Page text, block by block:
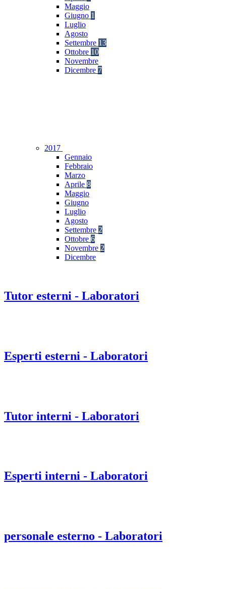
Maggio
Giugno 1
Luglio
Agosto
Settembre 13
Ottobre 10
Novembre
Dicembre 7
2017
Gennaio
Febbraio
Marzo
Aprile 8
Maggio
Giugno
Luglio
Agosto
Settembre 2
Ottobre 6
Novembre 2
Dicembre
Tutor esterni - Laboratori
Esperti esterni - Laboratori
Tutor interni - Laboratori
Esperti interni - Laboratori
personale esterno - Laboratori